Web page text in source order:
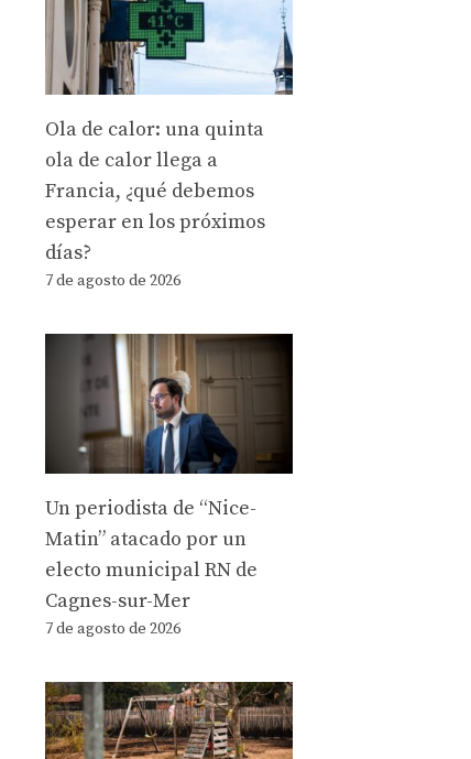
Ola de calor: una quinta
ola de calor llega a
Francia, ¿qué debemos
esperar en los próximos
días?
7 de agosto de 2026
Un periodista de “Nice-
Matin” atacado por un
electo municipal RN de
Cagnes-sur-Mer
7 de agosto de 2026